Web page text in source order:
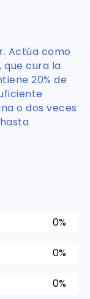
Actúa como
cura la
20% de
o dos veces
0%
0%
0%